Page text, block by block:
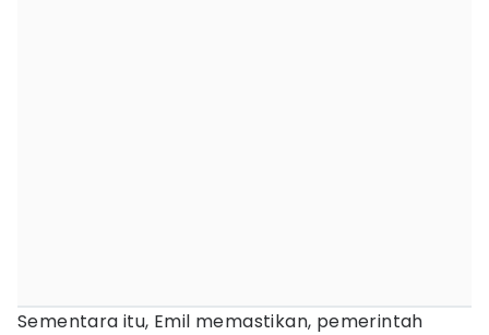
Sementara itu, Emil memastikan, pemerintah